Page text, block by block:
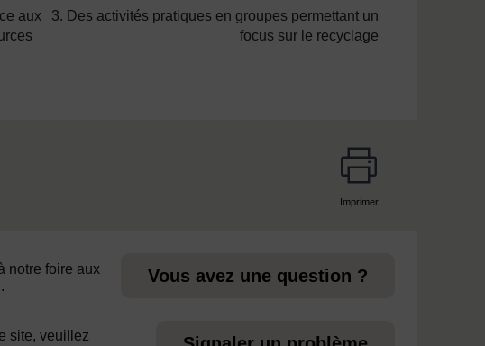
aux
3. Des activités pratiques en groupes permettant un
focus sur le recyclage
Imprimer
notre foire aux
Vous avez une question ?
site, veuillez